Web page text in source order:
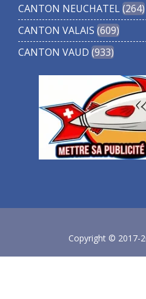
CANTON NEUCHATEL 264
CANTON VALAIS 609
CANTON VAUD 933
Copyright © 2017-